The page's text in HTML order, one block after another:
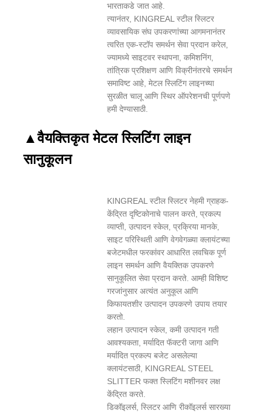
भारताकडे जात आहे.
त्यानंतर, KINGREAL स्टील स्लिटर
व्यावसायिक संघ उपकरणांच्या आगमनानंतर
त्वरित एक-स्टॉप समर्थन सेवा प्रदान करेल,
ज्यामध्ये साइटवर स्थापना, कमिशनिंग,
तांत्रिक प्रशिक्षण आणि विक्रीनंतरचे समर्थन
समाविष्ट आहे, मेटल स्लिटिंग लाइनच्या
सुरळीत चालू आणि स्थिर ऑपरेशनची पूर्णपणे
हमी देण्यासाठी.
▲वैयक्तिकृत मेटल स्लिटिंग लाइन
सानुकूलन
KINGREAL स्टील स्लिटर नेहमी ग्राहक-
केंद्रित दृष्टिकोनाचे पालन करते, प्रकल्प
व्याप्ती, उत्पादन स्केल, प्रक्रिया मानके,
साइट परिस्थिती आणि वेगवेगळ्या क्लायंटच्या
बजेटमधील फरकांवर आधारित लवचिक पूर्ण
लाइन समर्थन आणि वैयक्तिक उपकरणे
सानुकूलित सेवा प्रदान करते. आम्ही विशिष्ट
गरजांनुसार अत्यंत अनुकूल आणि
किफायतशीर उत्पादन उपकरणे उपाय तयार
करतो.
लहान उत्पादन स्केल, कमी उत्पादन गती
आवश्यकता, मर्यादित फॅक्टरी जागा आणि
मर्यादित प्रकल्प बजेट असलेल्या
क्लायंटसाठी, KINGREAL STEEL
SLITTER फक्त स्लिटिंग मशीनवर लक्ष
केंद्रित करते.
डिकॉइलर्स, स्लिटर आणि रीकॉइलर्स सारख्या